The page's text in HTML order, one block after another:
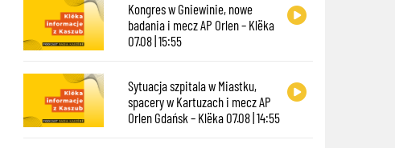
Kongres w Gniewinie, nowe
badania i mecz AP Orlen – Klëka
07.08 | 15:55
Sytuacja szpitala w Miastku,
spacery w Kartuzach i mecz AP
Orlen Gdańsk – Klëka 07.08 | 14:55